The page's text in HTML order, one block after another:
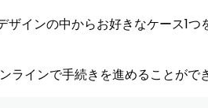
ザインの中からお好きなケース1
インで手続きを進めることがで